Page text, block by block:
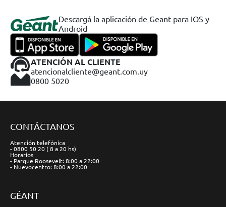
Descargá la aplicación de Geant para IOS y
Android
ATENCIÓN AL CLIENTE
atencionalcliente@geant.com.uy
0800 5020
CONTÁCTANOS
Atención telefónica
- 0800 50 20 ( 8 a 20 hs)
Horarios
- Parque Roosevelt: 8:00 a 22:00
- Nuevocentro: 8:00 a 22:00
GÉANT